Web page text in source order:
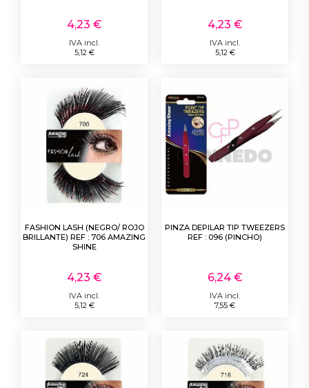
4,23 €
IVA incl.
5,12 €
4,23 €
IVA incl.
5,12 €
FASHION LASH (NEGRO/ ROJO
BRILLANTE) REF : 706 AMAZING
SHINE
4,23 €
IVA incl.
5,12 €
PINZA DEPILAR TIP TWEEZERS
REF : 096 (PINCHO)
6,24 €
IVA incl.
7,55 €